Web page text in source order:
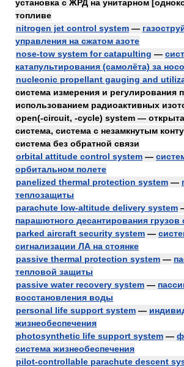
установка с ЖРД на унитарном
топливе
nitrogen jet control system —
управления на сжатом азоте
nose-tow system for catapulting —
катапультирования (самолёта) за
nucleonic propellant gauging and
система измерения и регулирования
использованием радиоактивных
open(-circuit, -cycle) system —
система, система с незамкнутым
система без обратной связи
orbital attitude control system —
орбитальном полете
panelized thermal protection system —
теплозащиты
parachute low-altitude delivery system
парашютного десантирования
parked aircraft security system —
сигнализации ЛА на стоянке
passive thermal protection system —
тепловой защиты
passive water recovery system —
восстановления воды
personal life support system —
жизнеобеспечения
photosynthetic life support system —
система жизнеобеспечения
pilot-controllable parachute descent